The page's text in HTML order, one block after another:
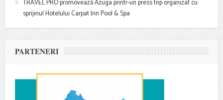
TRAVEL PRO promovează Azuga printr-un press trip organizat cu
sprijinul Hotelului Carpat Inn Pool & Spa
PARTENERI